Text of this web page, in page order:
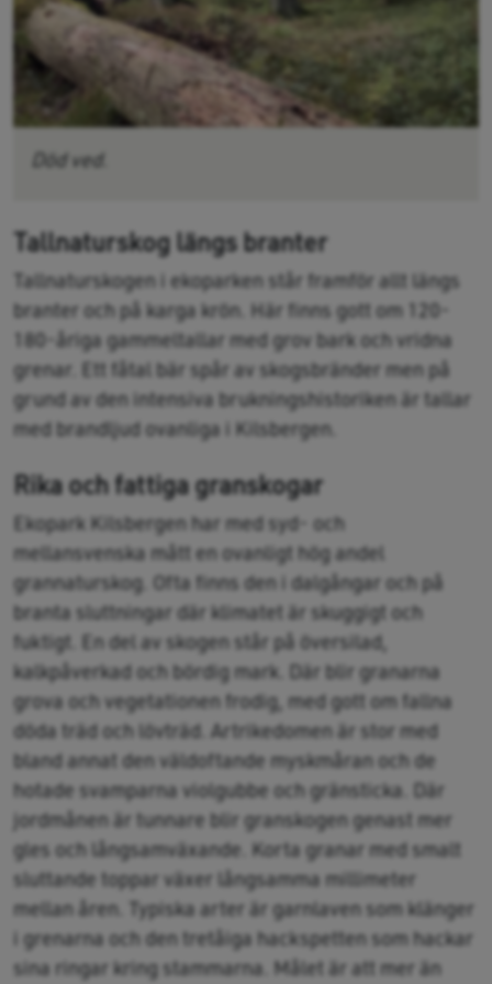
Död ved.
Tallnaturskog längs branter
Tallnaturskogen i ekoparken står framför allt längs
branter och på karga krön. Här finns gott om 120-
180-åriga gammeltallar med grov bark och vridna
grenar. Ett fåtal bär spår av skogsbränder men på
grund av den intensiva brukningshistoriken är tallar
med brandljud ovanliga i Kilsbergen.
Rika och fattiga granskogar
Ekopark Kilsbergen har med syd- och
mellansvenska mått en ovanligt hög andel
grannaturskog. Ofta finns den i dalgångar och på
branta sluttningar där klimatet är skuggigt och
fuktigt. En del av skogen står på översilad,
kalkpåverkad och bördig mark. Där blir granarna
grova och vegetationen frodig, med gott om fallna
döda träd och lövträd. Artrikedomen är stor med
bland annat den väldoftande myskmåran och de
hotade svamparna violgubbe och gränsticka. Där
jordmånen är tunnare blir granskogen genast mer
gles och långsamväxande. Korta granar med smalt
sluttande toppar växer långsamma millimeter
mellan åren. Typiska arter är garnlaven som klänger
i grenarna och den tretåiga hackspetten som hackar
sina ringar kring stammarna. Målet är att mer än